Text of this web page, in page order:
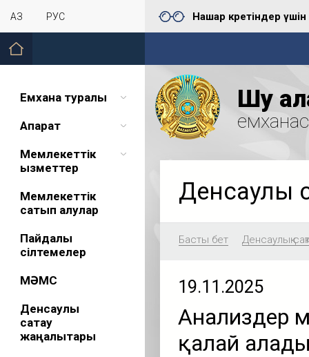
ҚАЗ РУС Нашар көретіндер үшін
Емхана туралы
Ақпарат
Мемлекеттік
қызметтер
Мемлекеттік
сатып алулар
Пайдалы
сілтемелер
МӘМС
Денсаулық
сақтау
жаңалықтары
Шу
Денсаулық
Басты бет Денсаулық
19.11.2025
Анализдер
қалай